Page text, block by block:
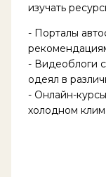
изучать
- Порталы
- Видеоблоги
одеял в
- Онлайн-
холодном